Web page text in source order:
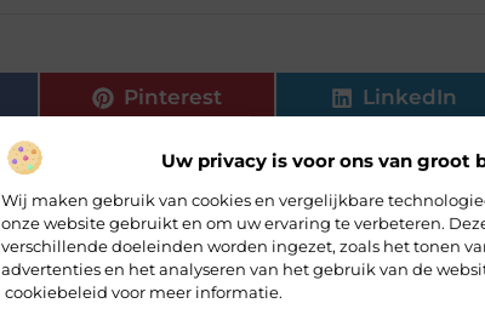
Uw privacy is voor ons van groot
Wij maken gebruik van cookies en vergelijkbare
onze website gebruikt en om uw ervaring te verbeteren.
verschillende doeleinden worden ingezet, zoals het tonen
advertenties en het analyseren van het gebruik van de
cookiebeleid voor meer informatie.
Pinterest LinkedIn
Peters de Lang
Contentstrateeg